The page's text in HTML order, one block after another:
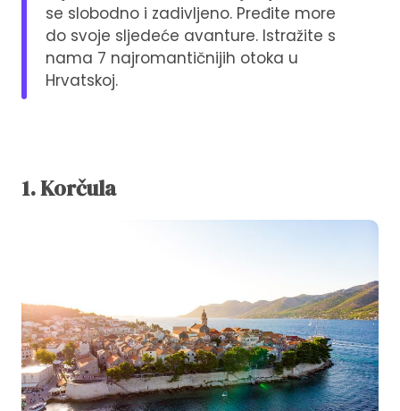
se slobodno i zadivljeno. Pređite more
do svoje sljedeće avanture. Istražite s
nama 7 najromantičnijih otoka u
Hrvatskoj.
1. Korčula